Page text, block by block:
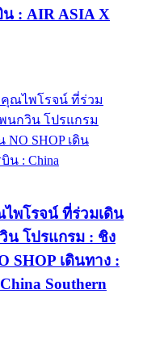
: AIR ASIA X
พโรจน์ ที่ร่วมเดิน
น โปรแกรม : ชิง
SHOP เดินทาง :
Southern